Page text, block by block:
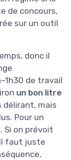
de concours,
sur un outil
donc il
de travail
un bon litre
délirant, mais
Pour un
Si on prévoit
faut juste